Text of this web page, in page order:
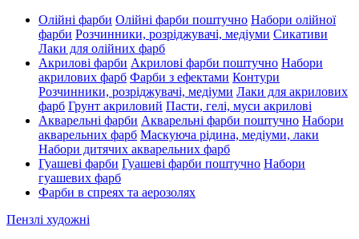
Олійні фарби Олійні фарби поштучно Набори олійної
фарби Розчинники, розріджувачі, медіуми Сикативи
Лаки для олійних фарб
Акрилові фарби Акрилові фарби поштучно Набори
акрилових фарб Фарби з ефектами Контури
Розчинники, розріджувачі, медіуми Лаки для акрилових
фарб Грунт акриловий Пасти, гелі, муси акрилові
Акварельні фарби Акварельні фарби поштучно Набори
акварельних фарб Маскуюча рідина, медіуми, лаки
Набори дитячих акварельних фарб
Гуашеві фарби Гуашеві фарби поштучно Набори
гуашевих фарб
Фарби в спреях та аерозолях
Пензлі художні